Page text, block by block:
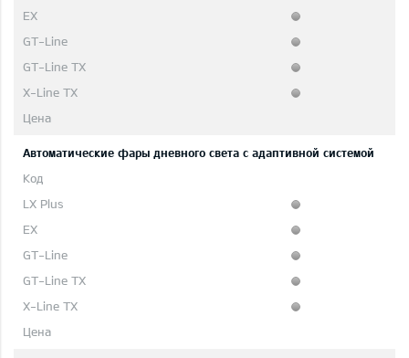
Автоматические фары дневного света с адаптивной системой